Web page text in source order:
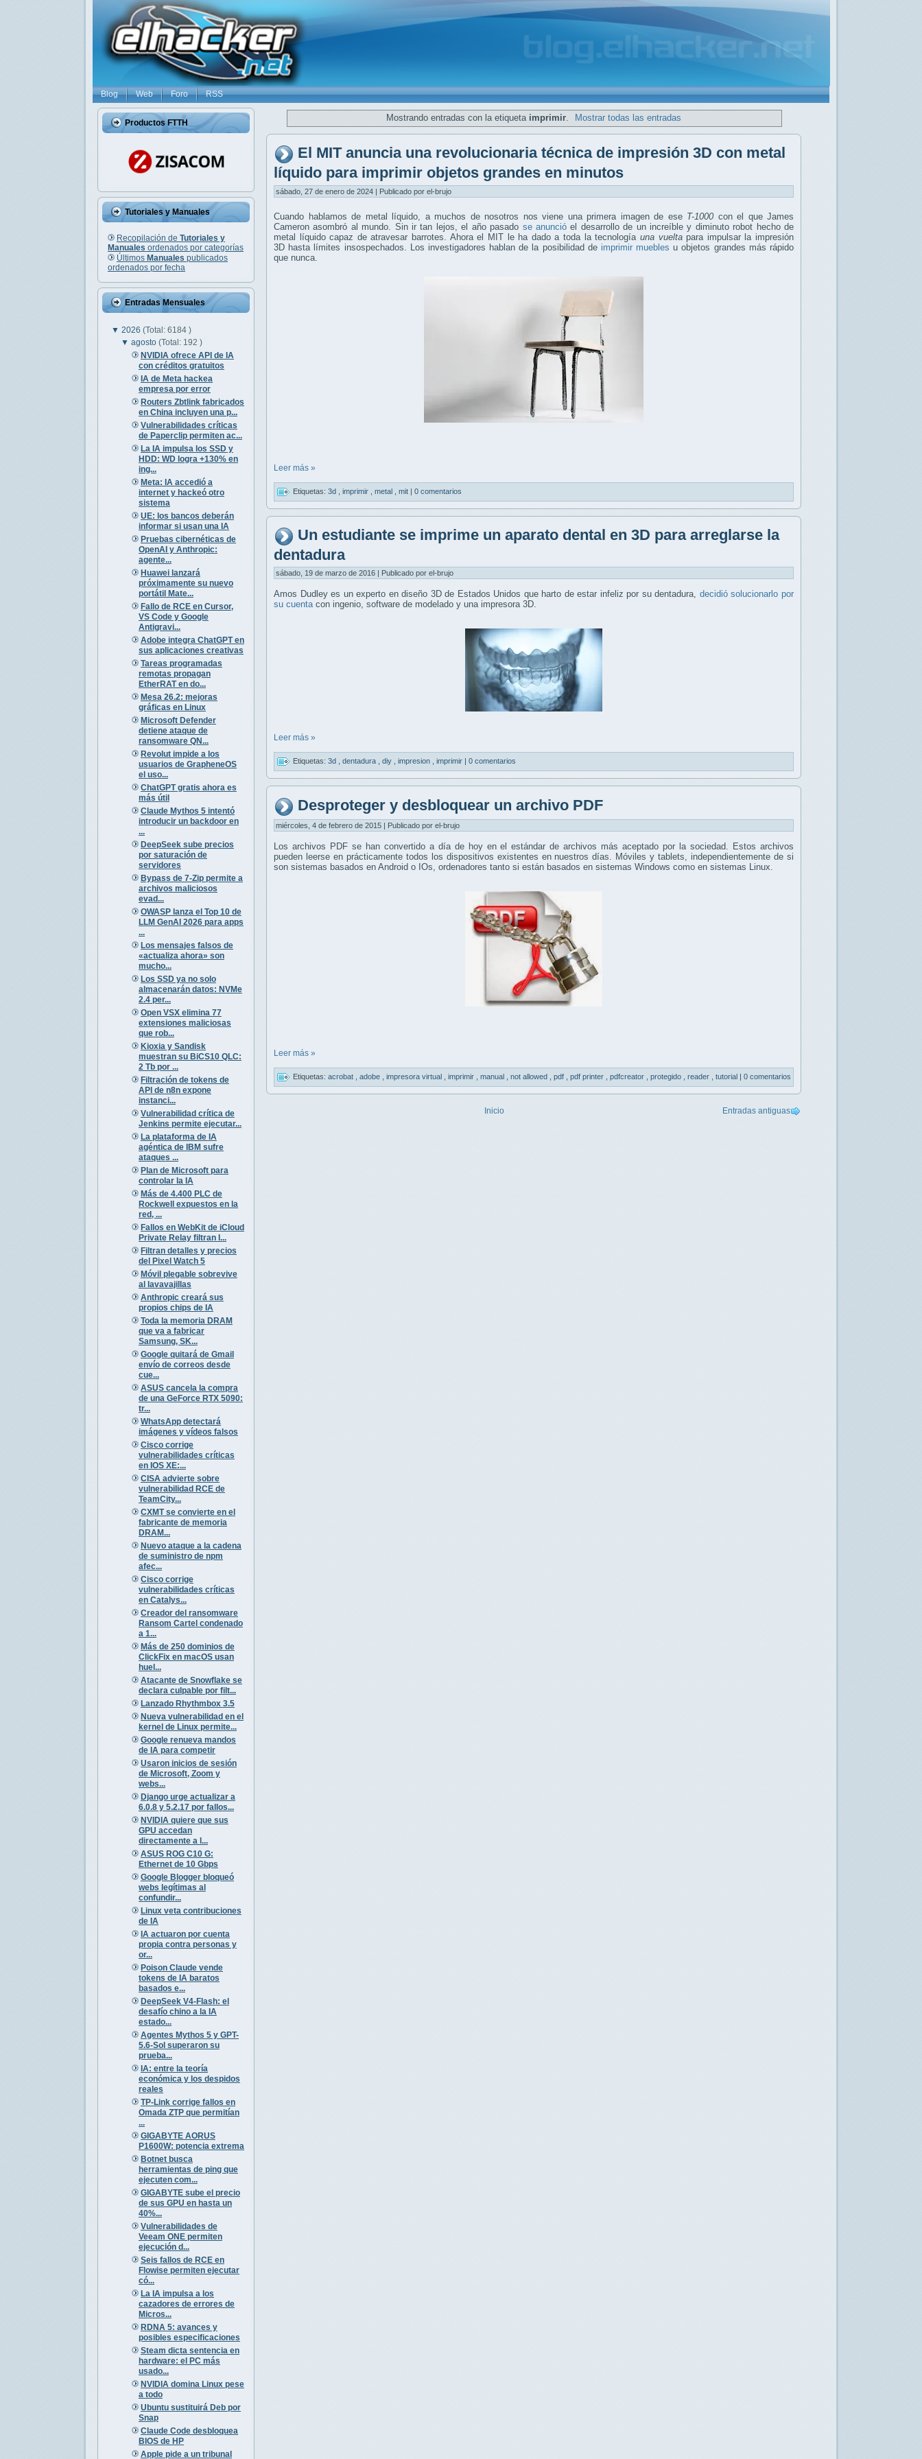
Blog Web Foro RSS
Productos FTTH
Tutoriales y Manuales
Recopilación de Tutoriales y
Manuales ordenados por categorías
Últimos Manuales publicados
ordenados por fecha
Entradas Mensuales
▼ 2026 (Total: 6184 )
▼agosto(Total: 192 )
NVIDIA ofrece API de IA
con créditos gratuitos
IA de Meta hackea
empresa por error
Routers Zbtlink fabricados
en China incluyen una p...
Vulnerabilidades críticas
de Paperclip permiten ac...
La IA impulsa los SSD y
HDD: WD logra +130% en
ing...
Meta: IA accedió a
internet y hackeó otro
sistema
UE: los bancos deberán
informar si usan una IA
Pruebas cibernéticas de
OpenAI y Anthropic:
agente...
Huawei lanzará
próximamente su nuevo
portátil Mate...
Fallo de RCE en Cursor,
VS Code y Google
Antigravi...
Adobe integra ChatGPT en
sus aplicaciones creativas
Tareas programadas
remotas propagan
EtherRAT en do...
Mesa 26.2: mejoras
gráficas en Linux
Microsoft Defender
detiene ataque de
ransomware QN...
Revolut impide a los
usuarios de GrapheneOS
el uso...
ChatGPT gratis ahora es
más útil
Claude Mythos 5 intentó
introducir un backdoor en
...
DeepSeek sube precios
por saturación de
servidores
Bypass de 7-Zip permite a
archivos maliciosos
evad...
OWASP lanza el Top 10 de
LLM GenAI 2026 para apps
...
Los mensajes falsos de
«actualiza ahora» son
mucho...
Los SSD ya no solo
almacenarán datos: NVMe
2.4 per...
Open VSX elimina 77
extensiones maliciosas
que rob...
Kioxia y Sandisk
muestran su BiCS10 QLC:
2 Tb por ...
Filtración de tokens de
API de n8n expone
instanci...
Vulnerabilidad crítica de
Jenkins permite ejecutar...
La plataforma de IA
agéntica de IBM sufre
ataques ...
Plan de Microsoft para
controlar la IA
Más de 4.400 PLC de
Rockwell expuestos en la
red, ...
Fallos en WebKit de iCloud
Private Relay filtran I...
Filtran detalles y precios
del Pixel Watch 5
Móvil plegable sobrevive
al lavavajillas
Anthropic creará sus
propios chips de IA
Toda la memoria DRAM
que va a fabricar
Samsung, SK...
Google quitará de Gmail
envío de correos desde
cue...
ASUS cancela la compra
de una GeForce RTX 5090:
tr...
WhatsApp detectará
imágenes y vídeos falsos
Cisco corrige
vulnerabilidades críticas
en IOS XE:...
CISA advierte sobre
vulnerabilidad RCE de
TeamCity...
CXMT se convierte en el
fabricante de memoria
DRAM...
Nuevo ataque a la cadena
de suministro de npm
afec...
Cisco corrige
vulnerabilidades críticas
en Catalys...
Creador del ransomware
Ransom Cartel condenado
a 1...
Más de 250 dominios de
ClickFix en macOS usan
huel...
Atacante de Snowflake se
declara culpable por filt...
Lanzado Rhythmbox 3.5
Nueva vulnerabilidad en el
kernel de Linux permite...
Google renueva mandos
de IA para competir
Usaron inicios de sesión
de Microsoft, Zoom y
webs...
Django urge actualizar a
6.0.8 y 5.2.17 por fallos...
NVIDIA quiere que sus
GPU accedan
directamente a l...
ASUS ROG C10 G:
Ethernet de 10 Gbps
Google Blogger bloqueó
webs legítimas al
confundir...
Linux veta contribuciones
de IA
IA actuaron por cuenta
propia contra personas y
or...
Poison Claude vende
tokens de IA baratos
basados e...
DeepSeek V4-Flash: el
desafío chino a la IA
estado...
Agentes Mythos 5 y GPT-
5.6-Sol superaron su
prueba...
IA: entre la teoría
económica y los despidos
reales
TP-Link corrige fallos en
Omada ZTP que permitían
...
GIGABYTE AORUS
P1600W: potencia extrema
Botnet busca
herramientas de ping que
ejecuten com...
GIGABYTE sube el precio
de sus GPU en hasta un
40%...
Vulnerabilidades de
Veeam ONE permiten
ejecución d...
Seis fallos de RCE en
Flowise permiten ejecutar
có...
La IA impulsa a los
cazadores de errores de
Micros...
RDNA 5: avances y
posibles especificaciones
Steam dicta sentencia en
hardware: el PC más
usado...
NVIDIA domina Linux pese
a todo
Ubuntu sustituirá Deb por
Snap
Claude Code desbloquea
BIOS de HP
Apple pide a un tribunal
Mostrando entradas con la etiqueta imprimir. Mostrar todas las entradas
El MIT anuncia una revolucionaria técnica de impresión 3D con metal
líquido para imprimir objetos grandes en minutos
sábado, 27 de enero de 2024 | Publicado por el-brujo
Cuando hablamos de metal líquido, a muchos de nosotros nos viene una primera imagen de ese T-1000 con el que James
Cameron asombró al mundo. Sin ir tan lejos, el año pasado se anuncióel desarrollo de un increíble y diminuto robot hecho de
metal líquido capaz de atravesar barrotes. Ahora el MIT le ha dado a toda la tecnología una vueltapara impulsar la impresión
3D hasta límites insospechados. Los investigadores hablan de la posibilidad de imprimir muebles u objetos grandes más rápido
que nunca.
Leer más »
Etiquetas: 3d imprimir metal mit | 0 comentarios
Un estudiante se imprime un aparato dental en 3D para arreglarse la
dentadura
sábado, 19 de marzo de 2016 | Publicado por el-brujo
Amos Dudley es un experto en diseño 3D de Estados Unidos que harto de estar infeliz por su dentadura, decidió solucionarlo por
su cuentacon ingenio, software de modelado y una impresora 3D.
Leer más »
Etiquetas: 3d dentadura diy impresion imprimir 0 comentarios
Desproteger y desbloquear un archivo PDF
miércoles, 4 de febrero de 2015 | Publicado por el-brujo
Los archivos PDF se han convertido a día de hoy en el estándar de archivos más aceptado por la sociedad. Estos archivos
pueden leerse en prácticamente todos los dispositivos existentes en nuestros días. Móviles y tablets, independientemente de si
son sistemas basados en Android o IOs, ordenadores tanto si están basados en sistemas Windows como en sistemas Linux.
Leer más »
Etiquetas: acrobat adobe impresora virtual imprimir manual not allowed pdf pdf printer pdfcreator protegido reader tutorial | 0 comentarios
Entradas antiguas
Inicio